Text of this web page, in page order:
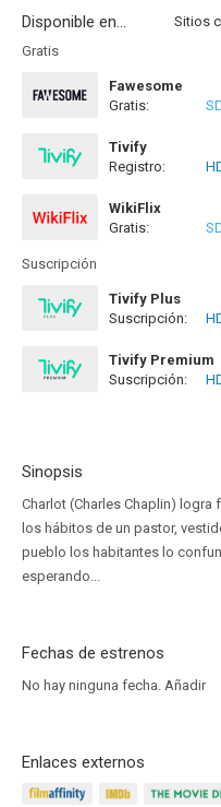
Disponible en...
Gratis
Fawesome
Gratis:
Tivify
Disponible hasta
Registro:
WikiFlix
Gratis:
Suscripción
Tivify Plus
Disponible hasta
Suscripción:
Tivify Premium
Disponible hasta
Suscripción:
Sinopsis
Charlot (Charles Chaplin) logra
los hábitos de un pastor,
pueblo los habitantes lo
esperando...
Fechas de estrenos
No hay ninguna fecha. Añadir
Enlaces externos